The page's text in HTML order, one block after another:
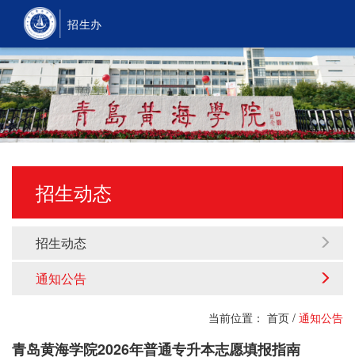
招生办
招生动态
招生动态
通知公告
当前位置： 首页 / 通知公告
青岛黄海学院2026年普通专升本志愿填报指南